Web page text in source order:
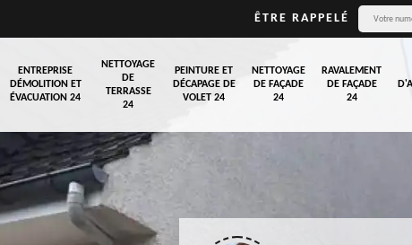
ÊTRE RAPPELÉ
ENTREPRISE
DÉMOLITION ET
ÉVACUATION 24
NETTOYAGE
DE
TERRASSE
24
PEINTURE ET
DÉCAPAGE DE
VOLET 24
NETTOYAGE
DE FAÇADE
24
RAVALEMENT
DE FAÇADE
24